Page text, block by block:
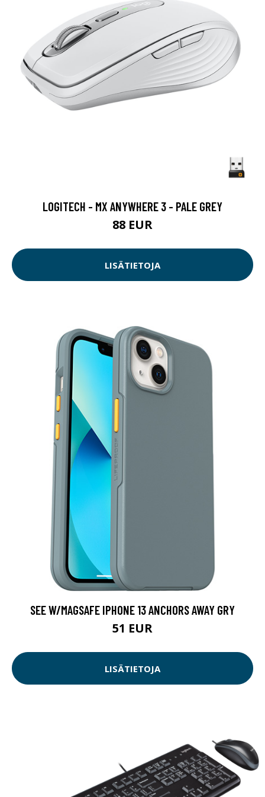
LOGITECH - MX ANYWHERE 3 - PALE GREY
88 EUR
LISÄTIETOJA
SEE W/MAGSAFE IPHONE 13 ANCHORS AWAY GRY
51 EUR
LISÄTIETOJA